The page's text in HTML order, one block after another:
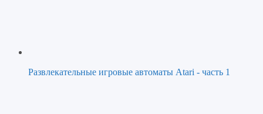
Развлекательные игровые автоматы Atari - часть 1